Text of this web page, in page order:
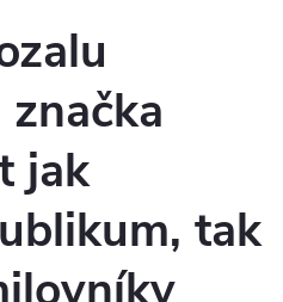
jak
tak